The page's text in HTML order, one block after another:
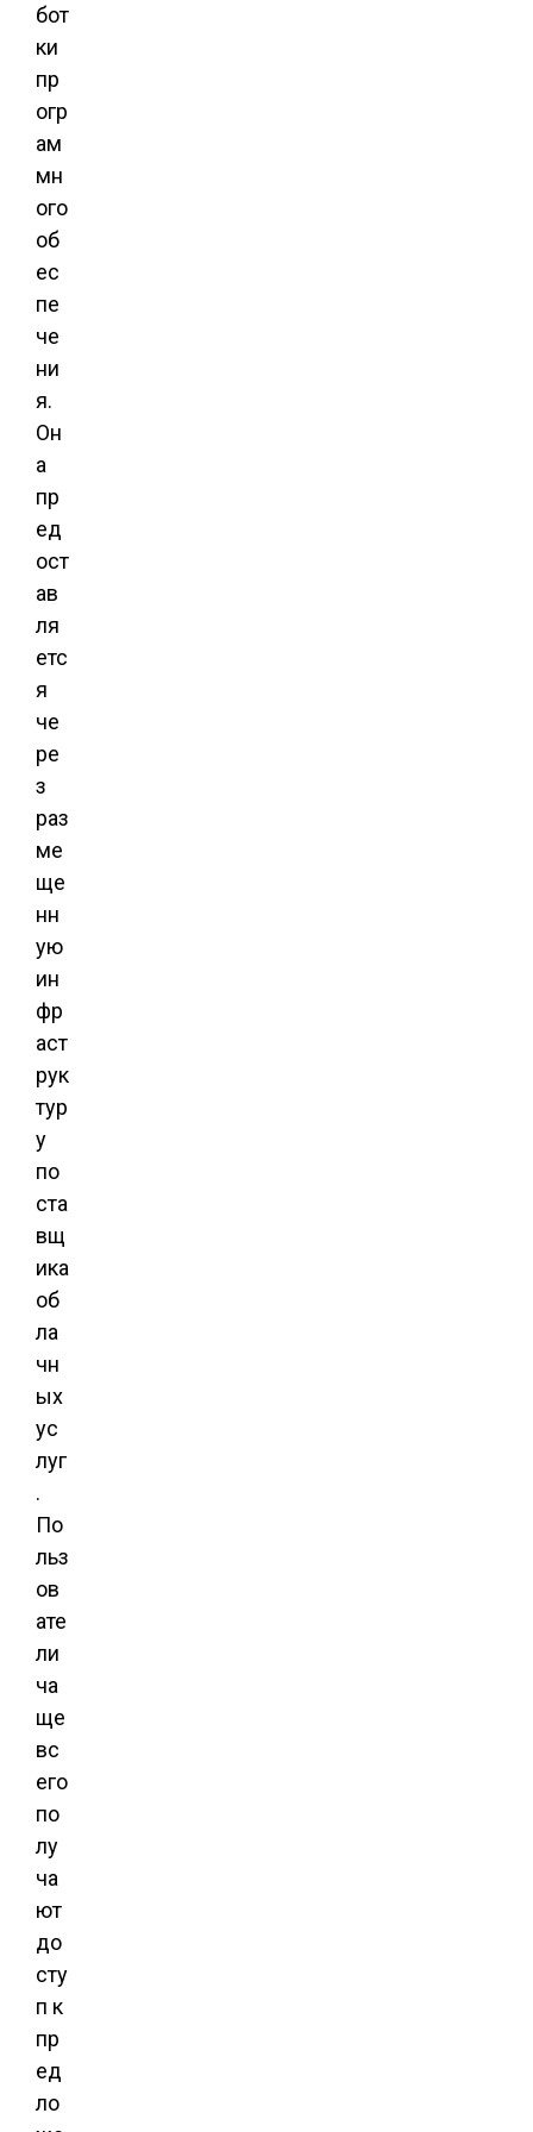
бот
ки
пр
огр
ам
мн
ого
об
ес
пе
че
ни
я.
Он
а
пр
ед
ост
ав
ля
етс
я
че
ре
з
раз
ме
ще
нн
ую
ин
фр
аст
рук
тур
у
по
ста
вщ
ика
об
ла
чн
ых
ус
луг
.
По
льз
ов
ате
ли
ча
ще
вс
его
по
лу
ча
ют
до
сту
п к
пр
ед
ло